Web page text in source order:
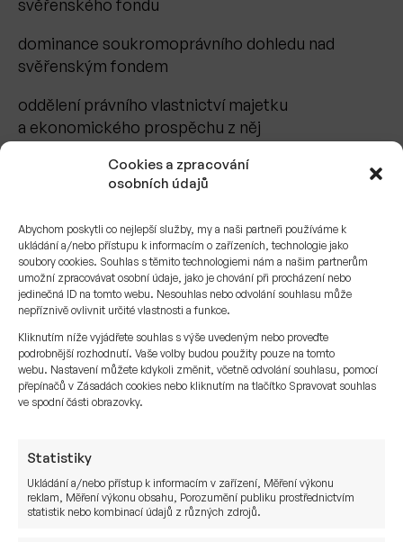
Cookies a zpracování
osobních údajů
Abychom poskytli co nejlepší služby, my a naši partneři používáme k
ukládání a/nebo přístupu k informacím o zařízeních, technologie jako
soubory cookies. Souhlas s těmito technologiemi nám a našim partnerům
umožní zpracovávat osobní údaje, jako je chování při procházení nebo
jedinečná ID na tomto webu. Nesouhlas nebo odvolání souhlasu může
nepříznivě ovlivnit určité vlastnosti a funkce.
Kliknutím níže vyjádřete souhlas s výše uvedeným nebo proveďte
podrobnější rozhodnutí. Vaše volby budou použity pouze na tomto
webu. Nastavení můžete kdykoli změnit, včetně odvolání souhlasu, pomocí
přepínačů v Zásadách cookies nebo kliknutím na tlačítko Spravovat souhlas
ve spodní části obrazovky.
Statistiky
Ukládání a/nebo přístup k informacím v zařízení, Měření výkonu
reklam, Měření výkonu obsahu, Porozumění publiku prostřednictvím
statistik nebo kombinací údajů z různých zdrojů.
svěřenského fondu
dominance soukromoprávního dohledu nad
svěřenským fondem
oddělení právního vlastnictví majetku
a ekonomického prospěchu z něj
Kategorie svěřenských fondů:
obchodní svěřenský fond
investiční svěřenský fond
zajišťovací svěřenský fond
rodinný svěřenský fond
diskreční svěřenský fond
Druhy majetku vyčleněného do svěřenského
fondu: